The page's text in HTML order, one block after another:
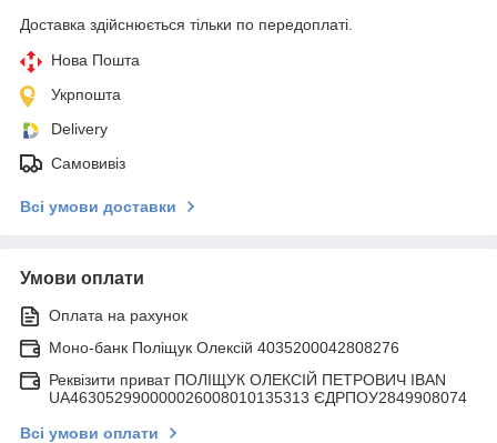
Доставка здійснюється тільки по передоплаті.
Нова Пошта
Укрпошта
Delivery
Самовивіз
Всі умови доставки
Умови оплати
Оплата на рахунок
Моно-банк Поліщук Олексій 4035200042808276
Реквізити приват ПОЛІЩУК ОЛЕКСІЙ ПЕТРОВИЧ IBAN
UA463052990000026008010135313 ЄДРПОУ2849908074
Всі умови оплати